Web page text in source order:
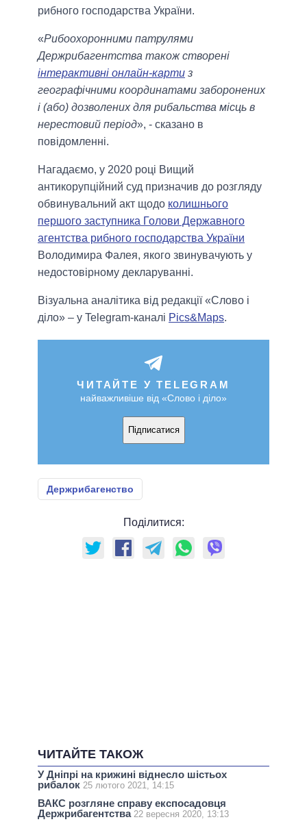
рибного господарства України.
«Рибоохоронними патрулями
Держрибагентства також створені
інтерактивні онлайн-карти з
географічними координатами заборонених
і (або) дозволених для рибальства місць в
нерестовий період», - сказано в
повідомленні.
Нагадаємо, у 2020 році Вищий
антикорупційний суд призначив до розгляду
обвинувальний акт щодо колишнього
першого заступника Голови Державного
агентства рибного господарства України
Володимира Фалея, якого звинувачують у
недостовірному декларуванні.
Візуальна аналітика від редакції «Слово і
діло» – у Telegram-каналі Pics&Maps.
ЧИТАЙТЕ У TELEGRAM
найважливіше від «Слово і діло»
Підписатися
Держрибагенство
Поділитися:
ЧИТАЙТЕ ТАКОЖ
У Дніпрі на крижині віднесло шістьох
рибалок 25 лютого 2021, 14:15
ВАКС розгляне справу експосадовця
Держрибагентства 22 вересня 2020, 13:13